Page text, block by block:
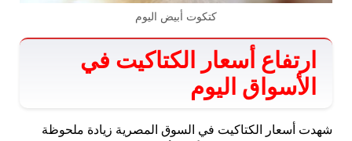
كتكوت أبيض اليوم
ارتفاع أسعار الكتاكيت في
الأسواق اليوم
شهدت أسعار الكتاكيت في السوق المصرية زيادة ملحوظة